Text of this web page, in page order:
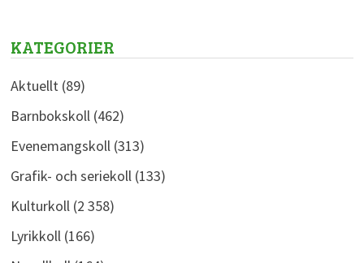
KATEGORIER
Aktuellt(89)
Barnbokskoll(462)
Evenemangskoll(313)
Grafik- och seriekoll(133)
Kulturkoll(2 358)
Lyrikkoll(166)